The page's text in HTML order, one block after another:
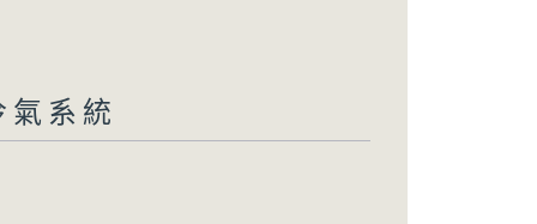
系統